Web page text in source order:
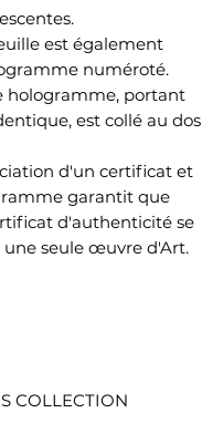
est également
numéroté.
hologramme, portant
est collé au dos
d'un certificat et
garantit que
d'authenticité se
une seule œuvre d'Art.
COLLECTION